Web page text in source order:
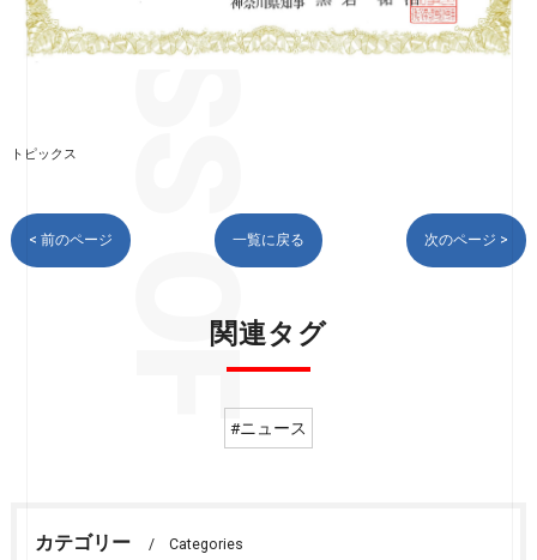
トピックス
< 前のページ 一覧に戻る 次のページ >
関連タグ
#ニュース
カテゴリー Categories